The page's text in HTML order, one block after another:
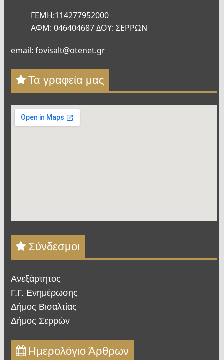
ΓΕΜΗ:114277952000
ΑΦΜ: 046404687 ΔΟΥ: ΣΕΡΡΩΝ
email: fovisalt@otenet.gr
Τα γραφεία μας
Σύνδεσμοι
Ανεξάρτητος
Γ.Γ. Ενημέρωσης
Δήμος Βισαλτίας
Δήμος Σερρών
Ημερολόγιο Άρθρων